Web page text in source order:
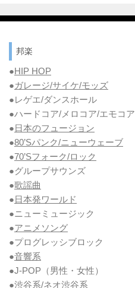
邦楽
●HIP HOP
●ガレージ/サイケ/モッズ
●レゲエ/ダンスホール
●ハードコア/メロコア/エモコア
●日本のフュージョン
●80’Sパンク/ニューウェーブ
●70’Sフォーク/ロック
●グループサウンズ
●歌謡曲
●日本発ワールド
●ニューミュージック
●アニメソング
●プログレッシブロック
●音響系
●J-POP（男性・女性）
●渋谷系/ネオ渋谷系